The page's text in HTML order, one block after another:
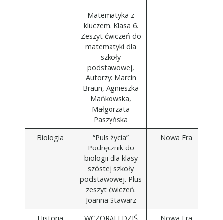
Matematyka z
kluczem. Klasa 6.
Zeszyt ćwiczeń do
matematyki dla
szkoły
podstawowej,
Autorzy: Marcin
Braun, Agnieszka
Mańkowska,
Małgorzata
Paszyńska
Biologia
“Puls życia”
Podręcznik do
biologii dla klasy
szóstej szkoły
podstawowej. Plus
zeszyt ćwiczeń.
Joanna Stawarz
Nowa Era
Historia WCZORAJ I DZIŚ Nowa Era